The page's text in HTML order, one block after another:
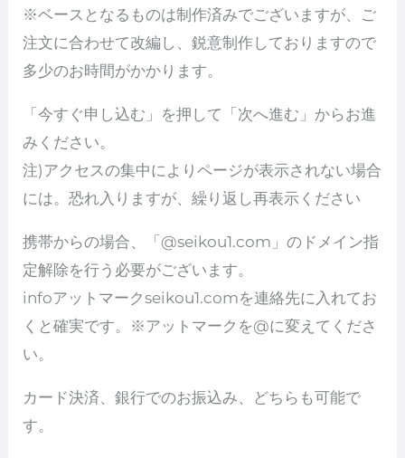
※ベースとなるものは制作済みでございますが、ご
注文に合わせて改編し、鋭意制作しておりますので
多少のお時間がかかります。
「今すぐ申し込む」を押して「次へ進む」からお進
みください。
注)アクセスの集中によりページが表示されない場合
には。恐れ入りますが、繰り返し再表示ください
携帯からの場合、「@seikou1.com」のドメイン指
定解除を行う必要がございます。
infoアットマークseikou1.comを連絡先に入れてお
くと確実です。※アットマークを@に変えてくださ
い。
カード決済、銀行でのお振込み、どちらも可能で
す。